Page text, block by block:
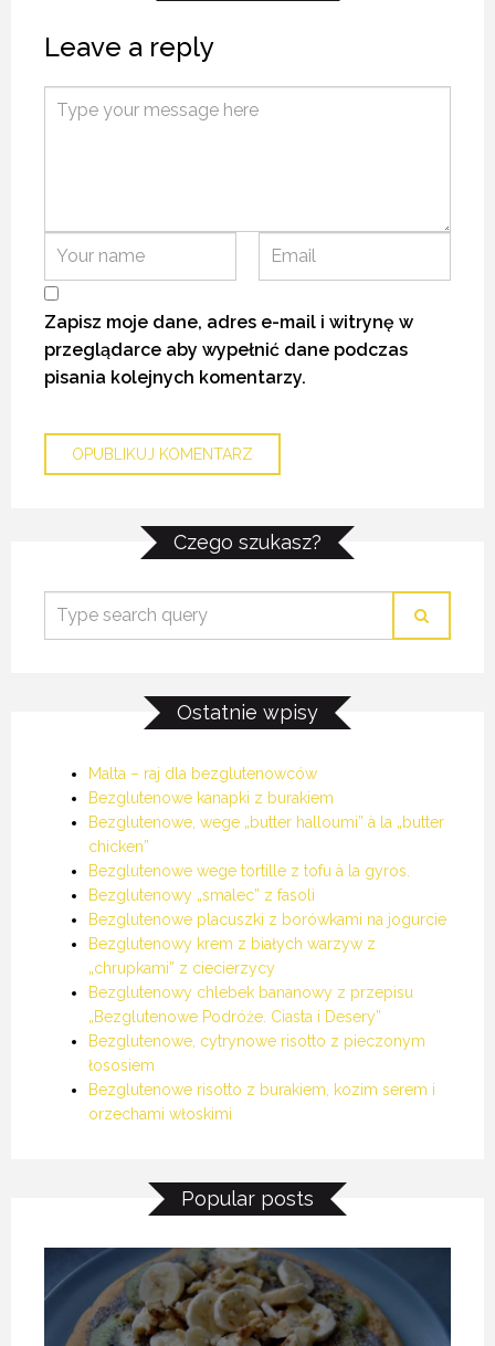
BEZGLUTENOWE TIRAMISU
17 CZERWCA 2019
BEZGLUTENOWE TIRAMISU
17 CZERWCA 2019
BEZGLUTENOWE TIRAMISU
17 CZERWCA 2019
Leave a reply
Zapisz moje dane, adres e-mail i witrynę w
przeglądarce aby wypełnić dane podczas
pisania kolejnych komentarzy.
Czego szukasz?
Ostatnie wpisy
Malta – raj dla bezglutenowców
Bezglutenowe kanapki z burakiem
Bezglutenowe, wege „butter halloumi” à la „butter
chicken”
Bezglutenowe wege tortille z tofu à la gyros.
Bezglutenowy „smalec” z fasoli
Bezglutenowe placuszki z borówkami na jogurcie
Bezglutenowy krem z białych warzyw z
„chrupkami” z ciecierzycy
Bezglutenowy chlebek bananowy z przepisu
„Bezglutenowe Podróże. Ciasta i Desery”
Bezglutenowe, cytrynowe risotto z pieczonym
łososiem
Bezglutenowe risotto z burakiem, kozim serem i
orzechami włoskimi
Popular posts